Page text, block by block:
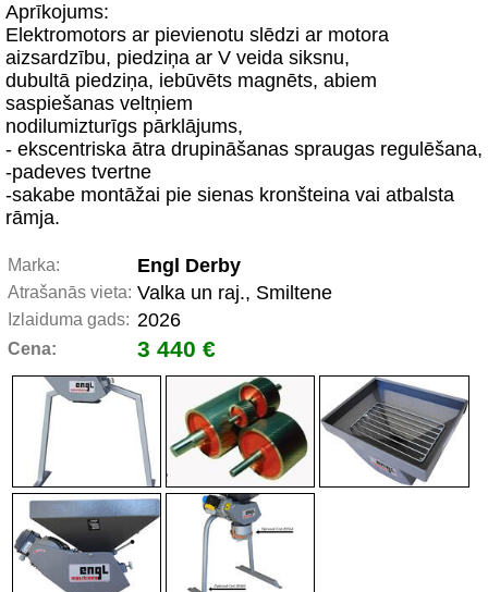
Aprīkojums:
Elektromotors ar pievienotu slēdzi ar motora
aizsardzību, piedziņa ar V veida siksnu,
dubultā piedziņa, iebūvēts magnēts, abiem
saspiešanas veltņiem
nodilumizturīgs pārklājums,
- ekscentriska ātra drupināšanas spraugas regulēšana,
-padeves tvertne
-sakabe montāžai pie sienas kronšteina vai atbalsta
rāmja.
Marka: Engl Derby
Atrašanās vieta: Valka un raj., Smiltene
Izlaiduma gads: 2026
Cena: 3 440 €